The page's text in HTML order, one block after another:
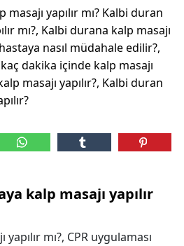
yapılır mı? Kalbi duran
mı?, Kalbi durana kalp masajı
nasıl müdahale edilir?,
dakika içinde kalp masajı
masajı yapılır?, Kalbi duran
kalp masajı yapılır
mı?, CPR uygulaması